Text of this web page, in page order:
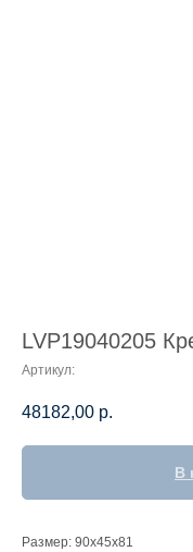
LVP19040205
Артикул:
48182,00 р.
В
Размер: 90x45x81